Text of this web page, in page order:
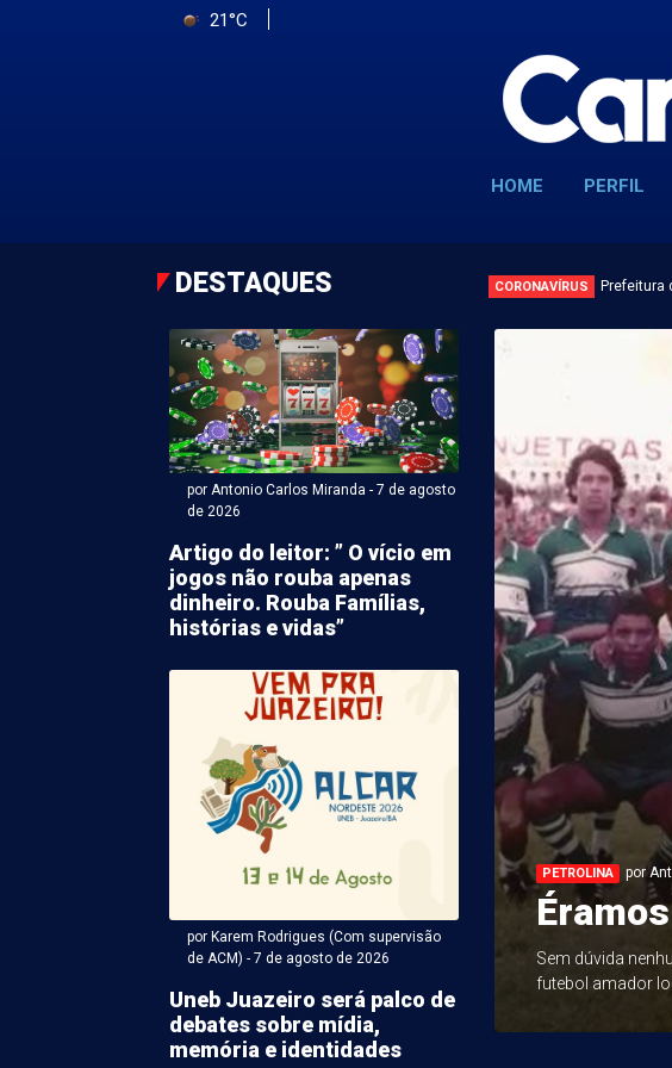
21°C
HOME PERFIL
DESTAQUES CORONAVÍRUS Prefeitura
por Antonio Carlos Miranda - 7 de agosto
de 2026
Artigo do leitor: ” O vício em
jogos não rouba apenas
dinheiro. Rouba Famílias,
histórias e vidas”
por Karem Rodrigues (Com supervisão
de ACM) - 7 de agosto de 2026
Uneb Juazeiro será palco de
debates sobre mídia,
memória e identidades
Rodrigues (Com supervisão de ACM) - 07 de agosto
causado por
aborrece
no Gercino Coelho
de vazamento na tubulação de água irrita
PETROLINA por
Sem dúvida
futebol amador